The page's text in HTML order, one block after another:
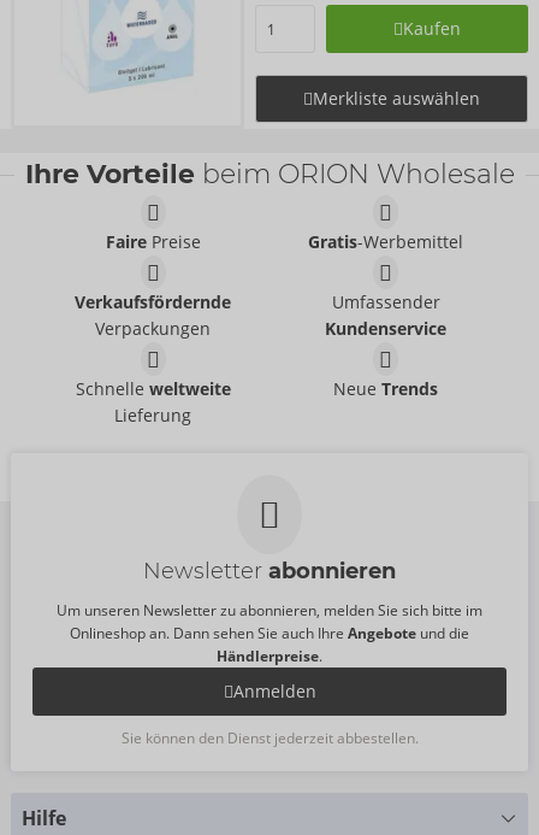
Kaufen
Merkliste auswählen
Ihre Vorteile beim ORION Wholesale
FairePreise Gratis-Werbemittel
Verkaufsfördernde
Verpackungen
Umfassender
Kundenservice
Schnelle weltweite
Lieferung
NeueTrends
Newsletter abonnieren
Um unseren Newsletter zu abonnieren, melden Sie sich bitte im
Onlineshop an. Dann sehen Sie auch Ihre Angebote und die
Händlerpreise.
Anmelden
Sie können den Dienst jederzeit abbestellen.
Hilfe